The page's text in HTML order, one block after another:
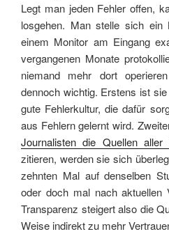
Legt man jeden Fehler offen,
losgehen. Man stelle sich ein
einem Monitor am Eingang
vergangenen Monate
niemand mehr dort
dennoch wichtig. Erstens ist
gute Fehlerkultur, die dafür
aus Fehlern gelernt wird.
Journalisten die Quellen aller
zitieren, werden sie sich
zehnten Mal auf denselben
oder doch mal nach aktuellen
Transparenz steigert also die
Weise indirekt zu mehr